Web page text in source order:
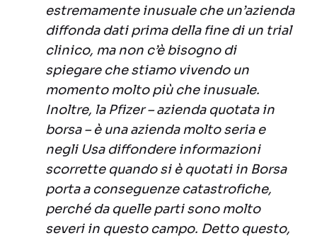
estremamente inusuale che un’azienda
diffonda dati prima della fine di un trial
clinico, ma non c’è bisogno di
spiegare che stiamo vivendo un
momento molto più che inusuale.
Inoltre, la Pfizer – azienda quotata in
borsa – è una azienda molto seria e
negli Usa diffondere informazioni
scorrette quando si è quotati in Borsa
porta a conseguenze catastrofiche,
perché da quelle parti sono molto
severi in questo campo. Detto questo,